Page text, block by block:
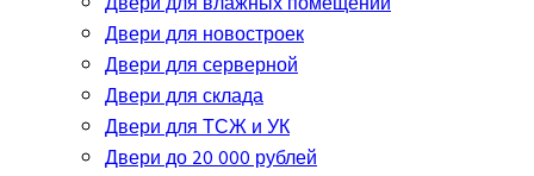
Двери для новостроек
Двери для серверной
Двери для склада
Двери для ТСЖ и УК
Двери до 20 000 рублей